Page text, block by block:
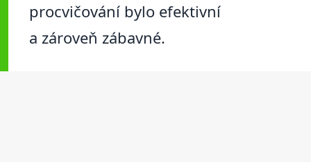
procvičování bylo efektivní
a zároveň zábavné.